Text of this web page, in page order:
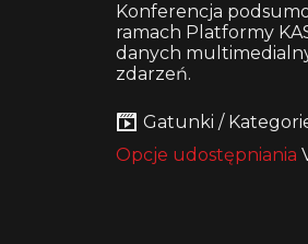
Konferencja
ramach Platformy
danych
zdarzeń.
Gatunki /
Opcje udostępniania